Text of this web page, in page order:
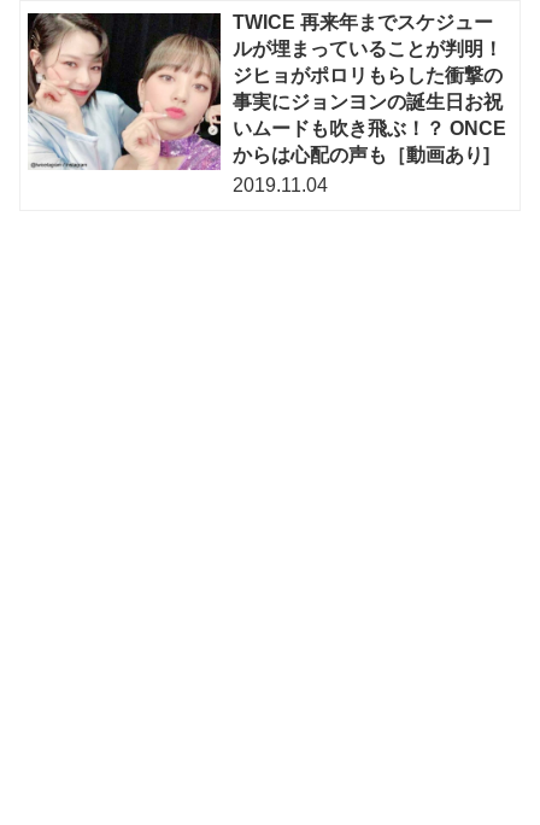
TWICE 再来年までスケジュー
ルが埋まっていることが判明！
ジヒョがポロリもらした衝撃の
事実にジョンヨンの誕生日お祝
いムードも吹き飛ぶ！？ ONCE
からは心配の声も［動画あり]
2019.11.04